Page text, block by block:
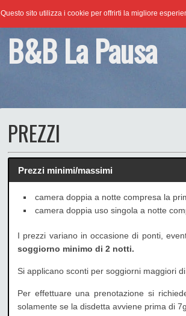
B&B La Pausa
PREZZI
Prezzi minimi/massimi
camera doppia a notte compresa la
camera doppia uso singola a notte
I prezzi variano in occasione di ponti,
soggiorno minimo di 2 notti.
Si applicano sconti per soggiorni maggiori
Per effettuare una prenotazione si
solamente se la disdetta avviene prima di
Questo sito utilizza i cookie per offrirti la migliore